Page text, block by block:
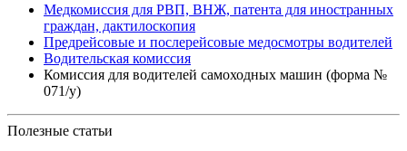
Медкомиссия для РВП, ВНЖ, патента для иностранных
граждан, дактилоскопия
Предрейсовые и послерейсовые медосмотры водителей
Водительская комиссия
Комиссия для водителей самоходных машин (форма №
071/у)
Полезные статьи